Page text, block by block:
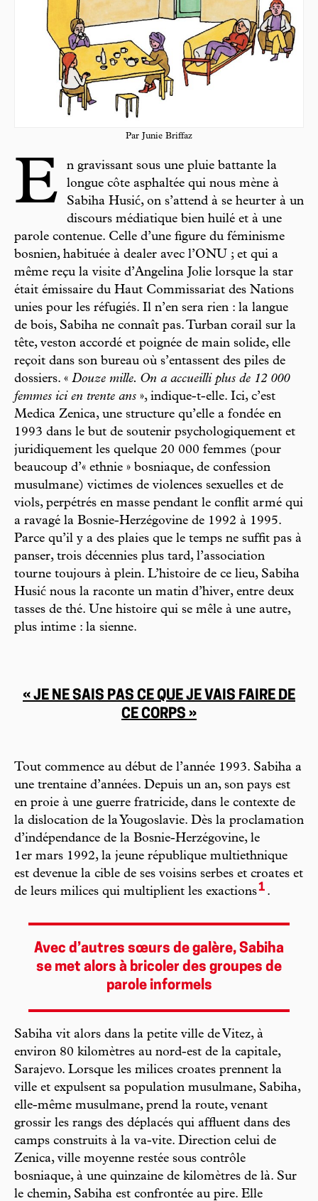
Par Junie Briffaz
E
n gravissant sous une pluie battante la
longue côte asphaltée qui nous mène à
Sabiha Husić, on s’attend à se heurter à un
discours médiatique bien huilé et à une
parole contenue. Celle d’une figure du féminisme
bosnien, habituée à dealer avec l’ONU ; et qui a
même reçu la visite d’Angelina Jolie lorsque la star
était émissaire du Haut Commissariat des Nations
unies pour les réfugiés. Il n’en sera rien : la langue
de bois, Sabiha ne connaît pas. Turban corail sur la
tête, veston accordé et poignée de main solide, elle
reçoit dans son bureau où s’entassent des piles de
dossiers. « Douze mille. On a accueilli plus de 12 000
femmes ici en trente ans », indique-t-elle. Ici, c’est
Medica Zenica, une structure qu’elle a fondée en
1993 dans le but de soutenir psychologiquement et
juridiquement les quelque 20 000 femmes (pour
beaucoup d’« ethnie » bosniaque, de confession
musulmane) victimes de violences sexuelles et de
viols, perpétrés en masse pendant le conflit armé qui
a ravagé la Bosnie-Herzégovine de 1992 à 1995.
Parce qu’il y a des plaies que le temps ne suffit pas à
panser, trois décennies plus tard, l’association
tourne toujours à plein. L’histoire de ce lieu, Sabiha
Husić nous la raconte un matin d’hiver, entre deux
tasses de thé. Une histoire qui se mêle à une autre,
plus intime : la sienne.
« JE NE SAIS PAS CE QUE JE VAIS FAIRE DE
CE CORPS »
Tout commence au début de l’année 1993. Sabiha a
une trentaine d’années. Depuis un an, son pays est
en proie à une guerre fratricide, dans le contexte de
la dislocation de la Yougoslavie. Dès la proclamation
d’indépendance de la Bosnie-Herzégovine, le
1er mars 1992, la jeune république multiethnique
est devenue la cible de ses voisins serbes et croates et
de leurs milices qui multiplient les exactions1 .
Avec d’autres sœurs de galère, Sabiha
se met alors à bricoler des groupes de
parole informels
Sabiha vit alors dans la petite ville de Vitez, à
environ 80 kilomètres au nord-est de la capitale,
Sarajevo. Lorsque les milices croates prennent la
ville et expulsent sa population musulmane, Sabiha,
elle-même musulmane, prend la route, venant
grossir les rangs des déplacés qui affluent dans des
camps construits à la va-vite. Direction celui de
Zenica, ville moyenne restée sous contrôle
bosniaque, à une quinzaine de kilomètres de là. Sur
le chemin, Sabiha est confrontée au pire. Elle